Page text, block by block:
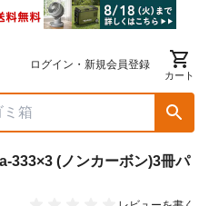
ログイン・新規会員登録
カート
333×3 (ノンカーボン)3冊パ